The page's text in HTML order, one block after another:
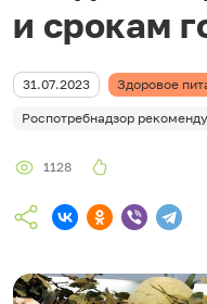
и срокам
31.07.2023 Здоровое
Роспотребнадзор
1128